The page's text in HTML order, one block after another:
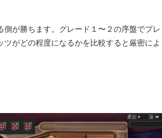
が勝ちます。グレード１〜２の序盤でプレ
がどの程度になるかを比較すると厳密によ